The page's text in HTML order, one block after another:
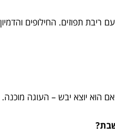
תפוזים. החילופים
הוא יוצא יבש – העוגה